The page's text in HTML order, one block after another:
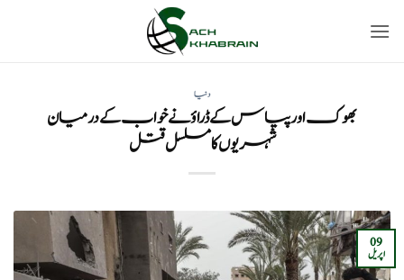
دنیا
بھوک اور پیاس کے ڈراؤنے خواب کے درمیان
شہریوں کا مسلسل قتل
09
اپریل